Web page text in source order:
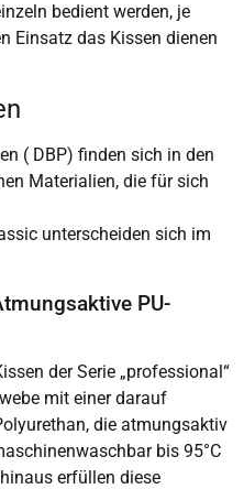
bedient werden, je
Einsatz das Kissen dienen
( DBP) finden sich in den
Materialien, die für sich
unterscheiden sich im
PU-
der Serie „professional“
mit einer darauf
die atmungsaktiv
bis 95°C
erfüllen diese